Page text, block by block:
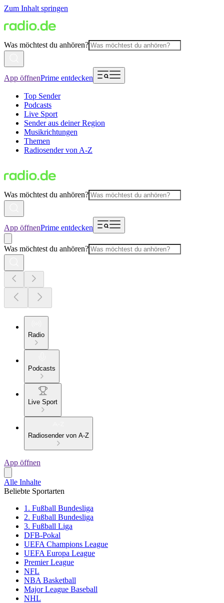
Zum Inhalt springen
Was möchtest du anhören?
App öffnenPrime entdecken
Top Sender
Podcasts
Live Sport
Sender aus deiner Region
Musikrichtungen
Themen
Radiosender von A-Z
Was möchtest du anhören?
App öffnenPrime entdecken
Was möchtest du anhören?
Radio
Podcasts
Live Sport
Radiosender von A-Z
App öffnen
Alle Inhalte
Beliebte Sportarten
1. Fußball Bundesliga
2. Fußball Bundesliga
3. Fußball Liga
DFB-Pokal
UEFA Champions League
UEFA Europa League
Premier League
NFL
NBA Basketball
Major League Baseball
NHL